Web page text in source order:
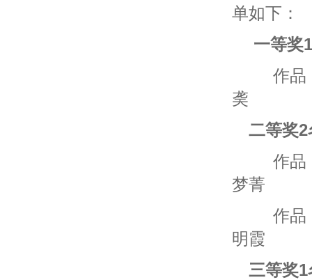
单如下：
一等奖
作品
䶮
二等奖2
作品
梦菁
作品
明霞
三等奖